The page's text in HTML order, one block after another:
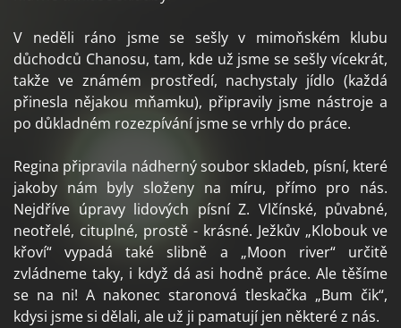
V neděli ráno jsme se sešly v mimoňském klubu
důchodců Chanosu, tam, kde už jsme se sešly vícekrát,
takže ve známém prostředí, nachystaly jídlo (každá
přinesla nějakou mňamku), připravily jsme nástroje a
po důkladném rozezpívání jsme se vrhly do práce.
Regina připravila nádherný soubor skladeb, písní, které
jakoby nám byly složeny na míru, přímo pro nás.
Nejdříve úpravy lidových písní Z. Vlčínské, půvabné,
neotřelé, cituplné, prostě - krásné. Ježkův „Klobouk ve
křoví“ vypadá také slibně a „Moon river“ určitě
zvládneme taky, i když dá asi hodně práce. Ale těšíme
se na ni! A nakonec staronová tleskačka „Bum čik“,
kdysi jsme si dělali, ale už ji pamatují jen některé z nás.